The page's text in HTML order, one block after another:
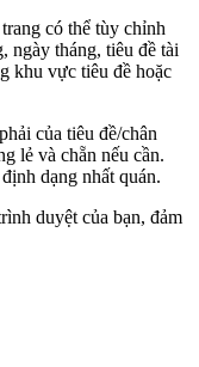
có thể tùy chỉnh
ngày tháng, tiêu đề tài
khu vực tiêu đề hoặc
của tiêu đề/chân
lẻ và chẵn nếu cần.
dạng nhất quán.
duyệt của bạn, đảm